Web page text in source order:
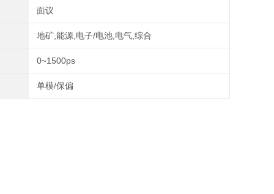
面议
地矿,能源,电子/电池,电气,综合
0~1500ps
单模/保偏